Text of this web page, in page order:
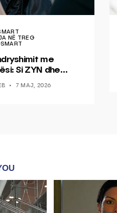
NË TREG
me
Si ZYN dhe
të re pa tym
7 MAJ, 2026